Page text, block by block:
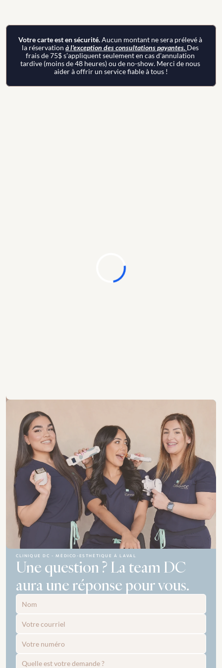
Votre carte est en sécurité. Aucun montant ne sera prélevé à
la réservation à l'exception des consultations payantes. Des
frais de 75$ s’appliquent seulement en cas d’annulation
tardive (moins de 48 heures) ou de no-show. Merci de nous
aider à offrir un service fiable à tous !
CLINIQUE DC - MÉDICO-ESTHÉTIQUE À LAVAL
Une question ? La team DC
aura une réponse pour vous.